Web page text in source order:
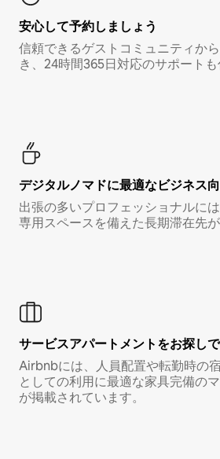
安心して予約しましょう
信頼できるゲストコミュニティか
き、24時間365日対応のサポートも
デジタルノマド⁠に最⁠適⁠なビ⁠ジ⁠ネ⁠ス⁠
出張の多いプロフェッショナルに
専用スペースを備えた長期滞在先が
サービスアパートメントをお探し
Airbnbには、人員配置や転勤時の
としての利用に最適な家具完備の
が掲載されています。